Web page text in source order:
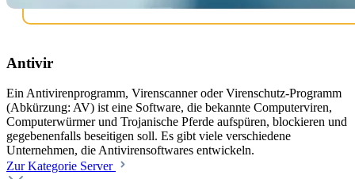
Antivir
Ein Antivirenprogramm, Virenscanner oder Virenschutz-Programm
(Abkürzung: AV) ist eine Software, die bekannte Computerviren,
Computerwürmer und Trojanische Pferde aufspüren, blockieren und
gegebenenfalls beseitigen soll. Es gibt viele verschiedene
Unternehmen, die Antivirensoftwares entwickeln.
Zur Kategorie Server